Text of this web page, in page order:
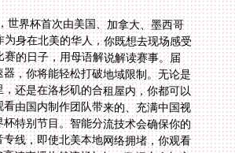
世界杯首次由美国、加拿大、墨西哥
身在北美的华人，你既想去现场感受
赛的日子，用母语解说解读赛事。届
，你将能轻松打破地域限制。无论是
还是在洛杉矶的合租屋内，你都可以
由国内制作团队带来的、充满中国视
特别节目。智能分流技术会确保你的
线，即使北美本地网络拥堵，你观看
清直播依然流畅如初。数据安全加密
观看历史的安全，让你安心享受这场